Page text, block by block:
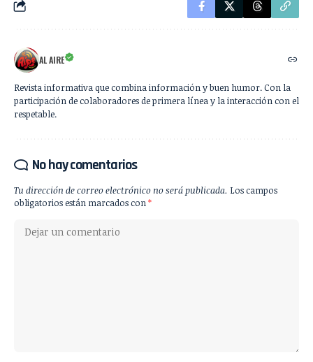
AL AIRE
Revista informativa que combina información y buen humor. Con la
participación de colaboradores de primera línea y la interacción con el
respetable.
No hay comentarios
Tu dirección de correo electrónico no será publicada. Los campos
obligatorios están marcados con*